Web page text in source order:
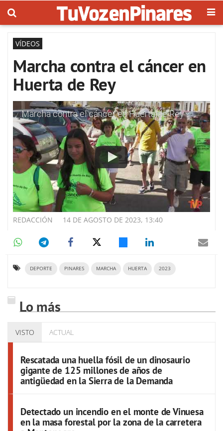
VÍDEOS
Marcha contra el cáncer en
Huerta de Rey
Marcha contra el cáncer en Huerta de Rey
14 DE AGOSTO DE 2023, 13:40
REDACCIÓN
DEPORTE PINARES MARCHA HUERTA 2023
Lo más
VISTO ACTUAL
Rescatada una huella fósil de un dinosaurio
gigante de 125 millones de años de
antigüedad en la Sierra de la Demanda
Detectado un incendio en el monte de Vinuesa
en la masa forestal por la zona de la carretera